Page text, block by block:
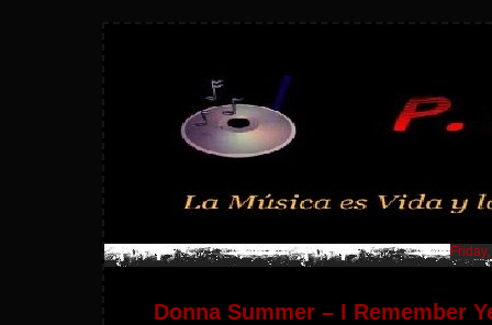
Donna Summer – I Remember